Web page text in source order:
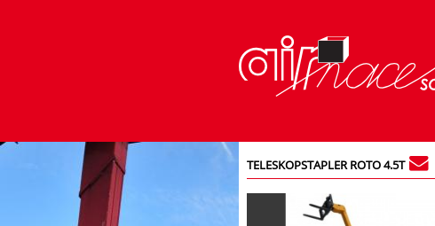
TELESKOPSTAPLER ROTO 4.5T